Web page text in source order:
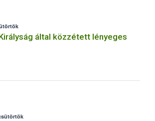
által közzétett lényeges